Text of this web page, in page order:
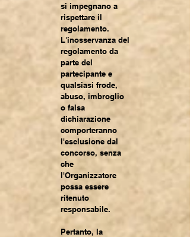
si impegnano a
rispettare il
regolamento.
L'inosservanza del
regolamento da
parte del
partecipante e
qualsiasi frode,
abuso, imbroglio
o falsa
dichiarazione
comporteranno
l'esclusione dal
concorso, senza
che
l'Organizzatore
possa essere
ritenuto
responsabile.
Pertanto, la